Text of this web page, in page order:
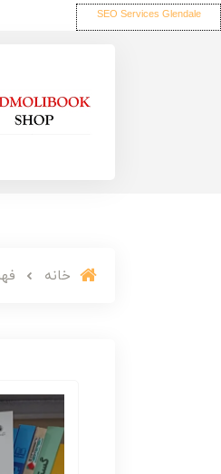
SEO Services Glendale
خانه